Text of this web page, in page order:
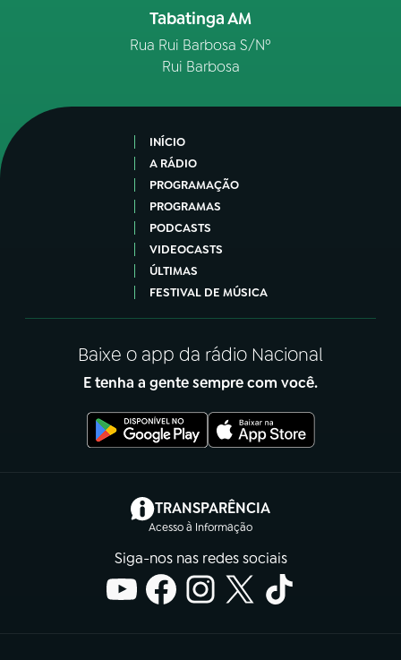
Tabatinga AM
Rua Rui Barbosa S/Nº
Rui Barbosa
INÍCIO
A RÁDIO
PROGRAMAÇÃO
PROGRAMAS
PODCASTS
VIDEOCASTS
ÚLTIMAS
FESTIVAL DE MÚSICA
Baixe o app da rádio Nacional
E tenha a gente sempre com você.
TRANSPARÊNCIA
Acesso à Informação
(abre em nova aba)
Siga-nos nas redes sociais